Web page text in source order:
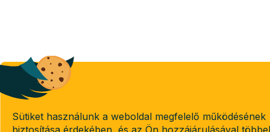
Sütiket használunk a weboldal megfelelő működésének
biztosítása érdekében, és az Ön hozzájárulásával